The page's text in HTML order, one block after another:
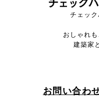
チェッ
おしゃれ
建築家
お問い合わ